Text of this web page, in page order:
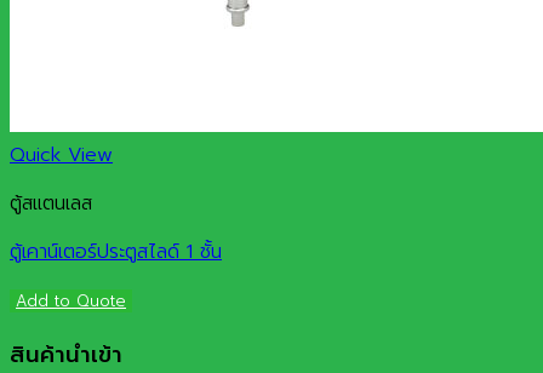
Quick View
ตู้สแตนเลส
ตู้เคาน์เตอร์ประตูสไลด์ 1 ชั้น
Add to Quote
สินค้านำเข้า